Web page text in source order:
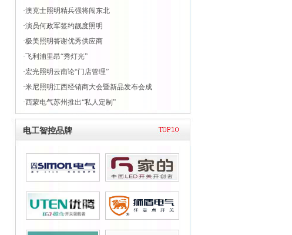
·澳克士照明精兵强将闯东北
·演员何政军签约靓度照明
·极美照明答谢优秀供应商
·飞利浦里昂“秀灯光”
·宏光照明云南论“门店管理”
·米尼照明江西经销商大会暨新品发布会成
·西蒙电气苏州推出“私人定制”
电工智控品牌